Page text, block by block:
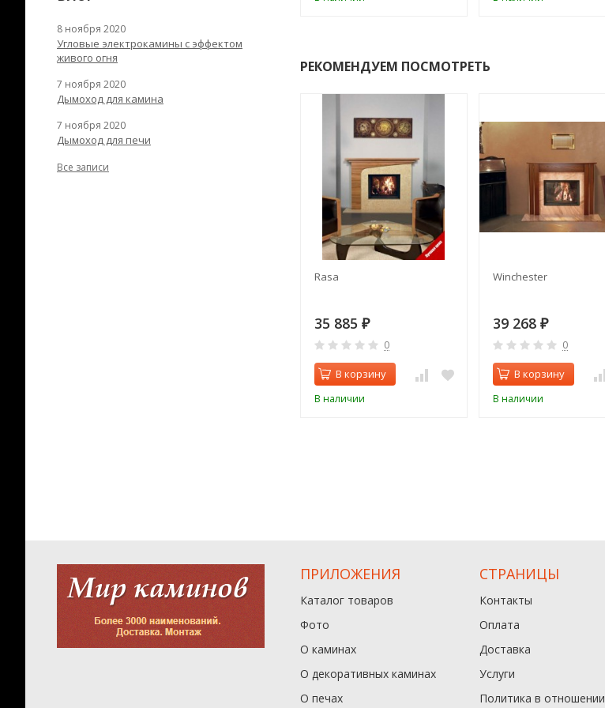
РЕКОМЕНДУЕМ ПОСМОТРЕТЬ
Rasa
35 885 ₽
0
В корзину
В наличии
Winchester
39 268 ₽
0
В корзину
В наличии
8 ноября 2020
Угловые электрокамины с эффектом
живого огня
7 ноября 2020
Дымоход для камина
7 ноября 2020
Дымоход для печи
Все записи
ПРИЛОЖЕНИЯ
Каталог товаров
Фото
О каминах
О декоративных каминах
О печах
СТРАНИЦЫ
Контакты
Оплата
Доставка
Услуги
Политика в отношении